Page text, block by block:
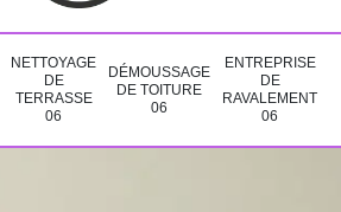
NETTOYAGE
DE
TERRASSE
06
DÉMOUSSAGE
DE TOITURE
06
ENTREPRISE
DE
RAVALEMENT
06